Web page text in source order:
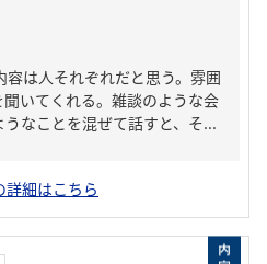
容は人それぞれだと思う。雰囲
いてくれる。雑談のような会
なことを混ぜて話すと、そ...
詳細はこちら